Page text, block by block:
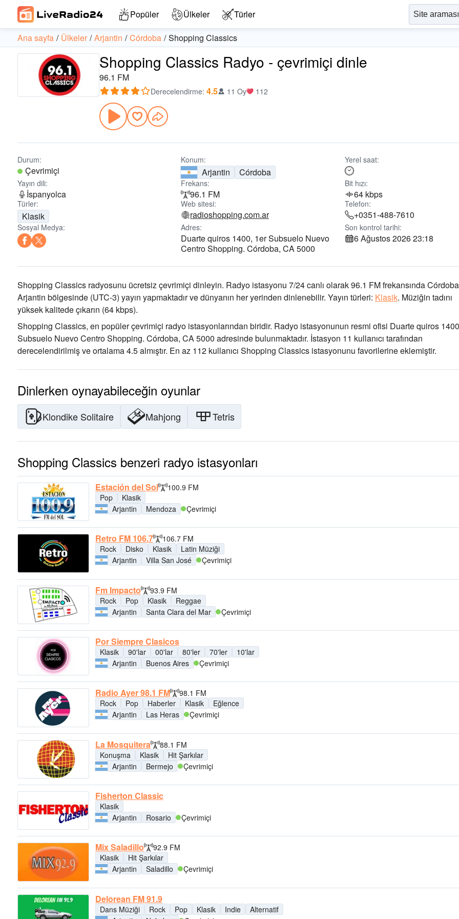
Popüler Ülkeler Türler
Ana sayfa Ülkeler Arjantin Córdoba Shopping Classics
Shopping Classics Radyo - çevrimiçi dinle
96.1 FM
Derecelendirme: 4.5 11 Oy 112
Durum:
Çevrimiçi
Konum:
Arjantin Córdoba
Yerel saat:
Yayın dili:
İspanyolca
Frekans:
96.1 FM
Bit hızı:
64 kbps
Türler:
Klasik
Web sitesi:
radioshopping.com.ar
Telefon:
+0351-488-7610
Sosyal Medya: Adres:
Duarte quiros 1400, 1er Subsuelo Nuevo
Centro Shopping. Córdoba, CA 5000
Son kontrol tarihi:
6 Ağustos 2026 23:18
Shopping Classics radyosunu ücretsiz çevrimiçi dinleyin. Radyo istasyonu 7/24 canlı olarak96.1 FM frekansında
Arjantin bölgesinde (UTC-3) yayın yapmaktadır ve dünyanın her yerinden dinlenebilir. Yayın türleri: Klasik. Müziğin tadını
yüksek kalitede çıkarın (64 kbps).
Shopping Classics, en popüler çevrimiçi radyo istasyonlarından biridir. Radyo istasyonunun resmi ofisi Duarte quiros
Subsuelo Nuevo Centro Shopping. Córdoba, CA 5000 adresinde bulunmaktadır. İstasyon 11 kullanıcı tarafından
derecelendirilmiş ve ortalama 4.5 almıştır. En az 112 kullanıcı Shopping Classics istasyonunu favorilerine eklemiştir.
Dinlerken oynayabileceğin oyunlar
Klondike Solitaire Mahjong Tetris
Shopping Classics benzeri radyo istasyonları
Estación del Sol
100.9 FM
Pop
Klasik
Arjantin
Mendoza Çevrimiçi
Retro FM 106.7
106.7 FM
Rock
Disko Klasik
Latin Müziği
Arjantin
Villa San José Çevrimiçi
Fm Impacto
93.9 FM
Rock
Pop Klasik
Reggae
Arjantin
Santa Clara del Mar Çevrimiçi
Por Siempre Clasicos
Klasik 90'lar 00'lar 80'ler 70'ler
10'lar
Arjantin
Buenos Aires Çevrimiçi
Radio Ayer 98.1 FM
98.1 FM
Rock
Pop Haberler Klasik
Eğlence
Arjantin
Las Heras Çevrimiçi
La Mosquitera
88.1 FM
Konuşma
Klasik
Hit Şarkılar
Arjantin
Bermejo Çevrimiçi
Fisherton Classic
Klasik
Arjantin
Rosario Çevrimiçi
Mix Saladillo
92.9 FM
Klasik
Hit Şarkılar
Arjantin
Saladillo Çevrimiçi
Delorean FM 91.9
Dans Müziği Rock Pop Klasik Indie
Alternatif